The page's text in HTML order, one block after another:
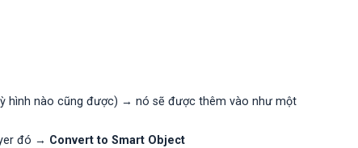
hình nào cũng được) → nó sẽ được thêm vào như một
đó → Convert to Smart Object